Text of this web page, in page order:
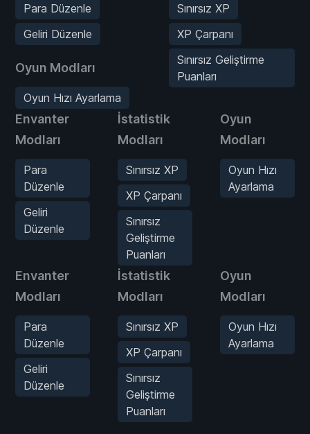
Para Düzenle
Geliri Düzenle
Oyun Modları
Oyun Hızı Ayarlama
Sınırsız XP
XP Çarpanı
Sınırsız Geliştirme
Puanları
Envanter
Modları
Para
Düzenle
Geliri
Düzenle
İstatistik
Modları
Sınırsız XP
XP Çarpanı
Sınırsız
Geliştirme
Puanları
Oyun
Modları
Oyun Hızı
Ayarlama
Envanter
Modları
Para
Düzenle
Geliri
Düzenle
İstatistik
Modları
Sınırsız XP
XP Çarpanı
Sınırsız
Geliştirme
Puanları
Oyun
Modları
Oyun Hızı
Ayarlama